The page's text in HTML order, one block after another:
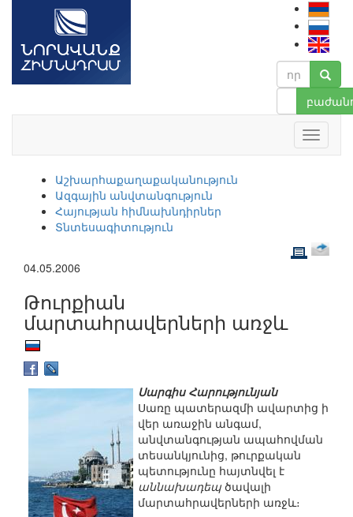
Աշխարհաքաղաքականություն
Ազգային անվտանգություն
Հայության հիմնախնդիրներ
Տնտեսագիտություն
04.05.2006
Թուրքիան
մարտահրավերների առջև
Սարգիս Հարությունյան
Սառը պատերազմի ավարտից ի
վեր առաջին անգամ,
անվտանգության ապահովման
տեսանկյունից, թուրքական
պետությունը հայտնվել է
աննախադեպծավալի
մարտահրավերների առջև։